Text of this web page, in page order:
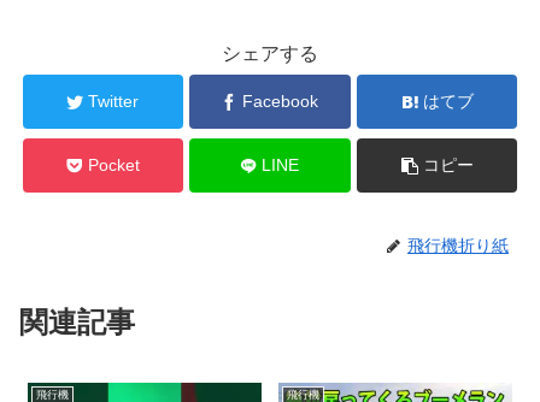
シェアする
Twitter Facebook はてブ
Pocket LINE コピー
飛行機折り紙
関連記事
飛行機 飛行機